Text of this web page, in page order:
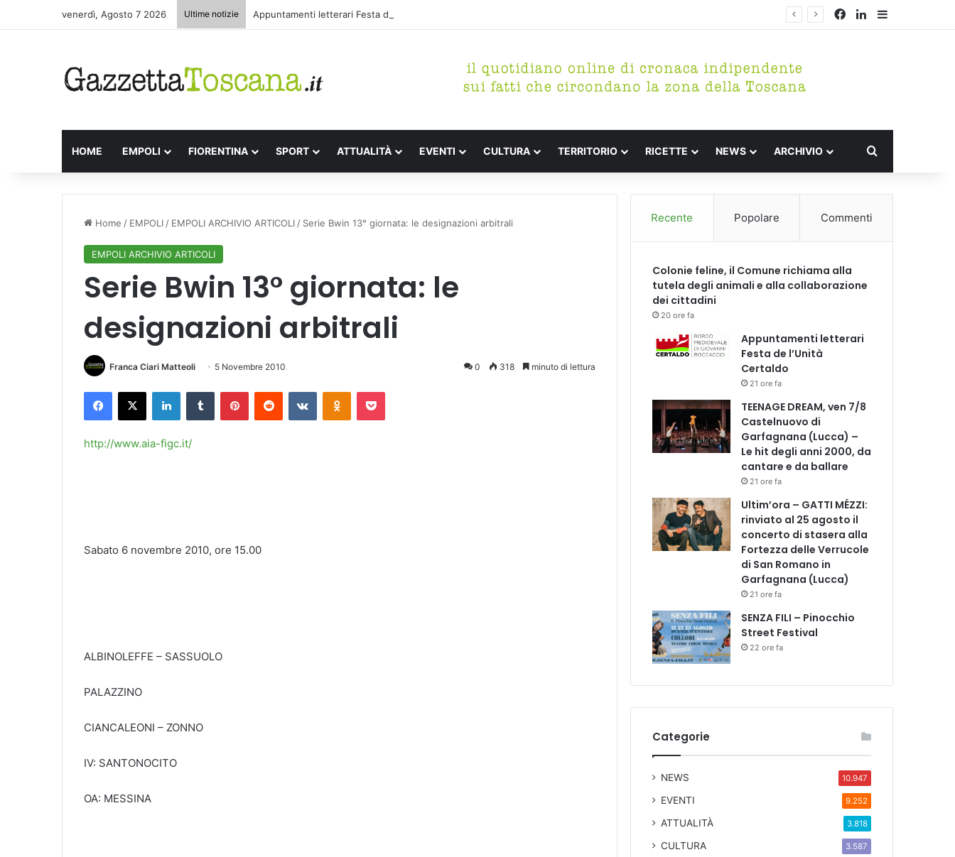
venerdì, Agosto 7 2026 Ultime notizie Appuntamenti letterari Festa de l’Unità Certaldo Facebook
LinkedIn
HOME EMPOLI FIORENTINA SPORT ATTUALITÀ EVENTI CULTURA TERRITORIO RICETTE NEWS ARCHIVIO
Home / EMPOLI / EMPOLI ARCHIVIO ARTICOLI / Serie Bwin 13° giornata: le designazioni arbitrali
EMPOLI ARCHIVIO ARTICOLI
Serie Bwin 13° giornata: le
designazioni arbitrali
Franca Ciari Matteoli 5 Novembre 2010 0 318 minuto di lettura
http://www.aia-figc.it/
Sabato 6 novembre 2010, ore 15.00
ALBINOLEFFE – SASSUOLO
PALAZZINO
CIANCALEONI – ZONNO
IV: SANTONOCITO
OA: MESSINA
Recente Popolare Commenti
Colonie feline, il Comune richiama alla
tutela degli animali e alla collaborazione
dei cittadini
20 ore fa
Appuntamenti letterari
Festa de l’Unità
Certaldo
21 ore fa
TEENAGE DREAM, ven 7/8
Castelnuovo di
Garfagnana (Lucca) –
Le hit degli anni 2000, da
cantare e da ballare
21 ore fa
Ultim’ora – GATTI MÉZZI:
rinviato al 25 agosto il
concerto di stasera alla
Fortezza delle Verrucole
di San Romano in
Garfagnana (Lucca)
21 ore fa
SENZA FILI – Pinocchio
Street Festival
22 ore fa
Categorie
NEWS 10.947
EVENTI 9.252
ATTUALITÀ 3.818
CULTURA 3.587